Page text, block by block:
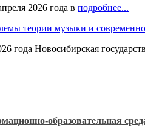
2026 года в подробнее...
теории музыки и
года Новосибирская
образовательная